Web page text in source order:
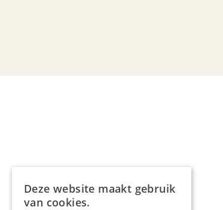
Deze website maakt gebruik
van cookies.